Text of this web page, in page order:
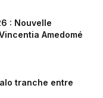
: Nouvelle
Amedomé
tranche entre